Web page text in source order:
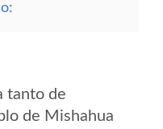
tanto de
de Mishahua